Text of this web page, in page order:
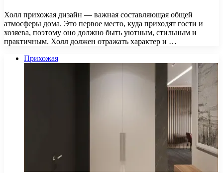
Холл прихожая дизайн — важная составляющая общей
атмосферы дома. Это первое место, куда приходят гости и
хозяева, поэтому оно должно быть уютным, стильным и
практичным. Холл должен отражать характер и …
Прихожая